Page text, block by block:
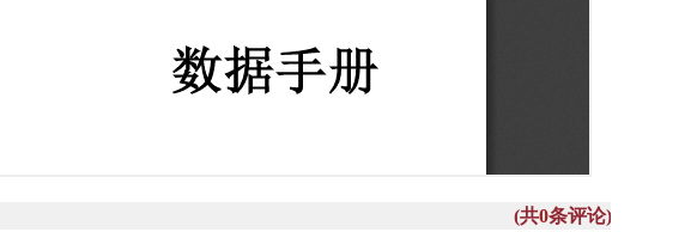
(共0条评论)